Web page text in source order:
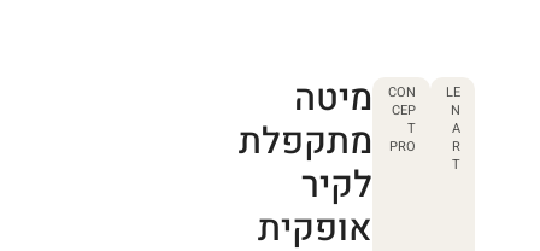
LE
N
A
R
T
CON
CEP
T
PRO
מיטה
מתקפלת
לקיר
אופקית